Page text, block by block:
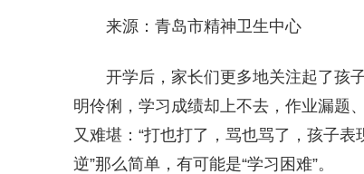
来源：青岛市精神卫生中心
开学后，家长们更多地关注起了
明伶俐，学习成绩却上不去，作业漏题
又难堪：“打也打了，骂也骂了，孩子表
逆”那么简单，有可能是“学习困难”。